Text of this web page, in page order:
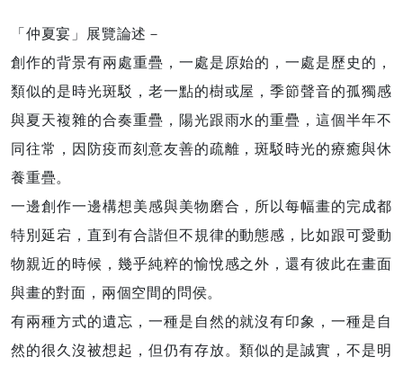
「仲夏宴」展覽論述－
創作的背景有兩處重疊，一處是原始的，一處是歷史的，
類似的是時光斑駁，老一點的樹或屋，季節聲音的孤獨感
與夏天複雜的合奏重疊，陽光跟雨水的重疊，這個半年不
同往常，因防疫而刻意友善的疏離，斑駁時光的療癒與休
養重疊。
一邊創作一邊構想美感與美物磨合，所以每幅畫的完成都
特別延宕，直到有合諧但不規律的動態感，比如跟可愛動
物親近的時候，幾乎純粹的愉悅感之外，還有彼此在畫面
與畫的對面，兩個空間的問侯。
有兩種方式的遺忘，一種是自然的就沒有印象，一種是自
然的很久沒被想起，但仍有存放。類似的是誠實，不是明